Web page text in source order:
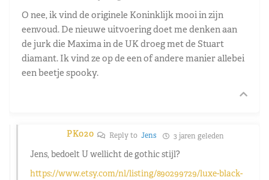
O nee, ik vind de originele Koninklijk mooi in zijn
eenvoud. De nieuwe uitvoering doet me denken aan
de jurk die Maxima in de UK droeg met de Stuart
diamant. Ik vind ze op de een of andere manier allebei
een beetje spooky.
PK020 Reply to Jens 3 jaren geleden
Jens, bedoelt U wellicht de gothic stijl?
https://www.etsy.com/nl/listing/890299729/luxe-black-